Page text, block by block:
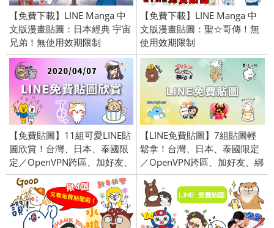
【免費下載】LINE Manga 中
文版漫畫貼圖：日本經典 宇宙
兄弟！無使用效期限制
【免費下載】LINE Manga 中
文版漫畫貼圖：聖☆哥傳！無
使用效期限制
【免費貼圖】11組可愛LINE貼
圖欣賞！台灣、日本、泰國限
定／OpenVPN跨區、加好友、
綁門號／2020/4/7
【LINE免費貼圖】7組貼圖輕
鬆拿！台灣、日本、泰國限定
／OpenVPN跨區、加好友、綁
門號／2025/11/18